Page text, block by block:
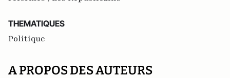
THEMATIQUES
Politique
A PROPOS DES AUTEURS